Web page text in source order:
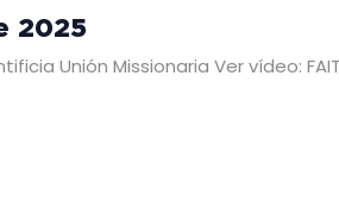
2025
Unión Missionaria Ver vídeo: